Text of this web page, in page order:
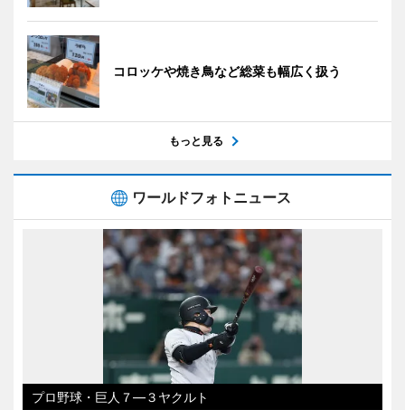
コロッケや焼き鳥など総菜も幅広く扱う
もっと見る
ワールドフォトニュース
プロ野球・巨人７―３ヤクルト